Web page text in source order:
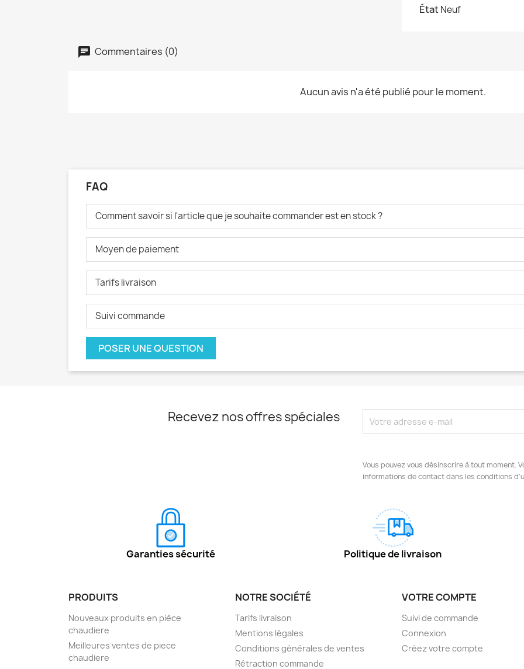
ÉtatNeuf
Commentaires (0)
Aucun avis n'a été publié pour le moment.
FAQ
Comment savoir si l'article que je souhaite commander est en stock ?
Moyen de paiement
Tarifs livraison
Suivi commande
POSER UNE QUESTION
Recevez nos offres spéciales
Vous pouvez vous désinscrire à tout moment.
informations de contact dans les conditions
Garanties sécurité Politique de livraison
PRODUITS
Nouveaux produits en pièce
chaudiere
Meilleures ventes de piece
chaudiere
NOTRE SOCIÉTÉ
Tarifs livraison
Mentions légales
Conditions générales de ventes
Rétraction commande
VOTRE COMPTE
Suivi de commande
Connexion
Créez votre compte